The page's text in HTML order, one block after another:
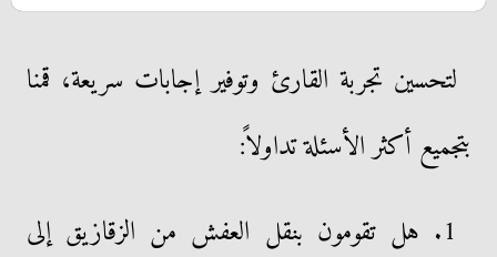
لتحسين تجربة القارئ وتوفير إجابات سريعة، قمنا
بتجميع أكثر الأسئلة تداولاً:
1. هل تقومون بنقل العفش من الزقازيق إلى